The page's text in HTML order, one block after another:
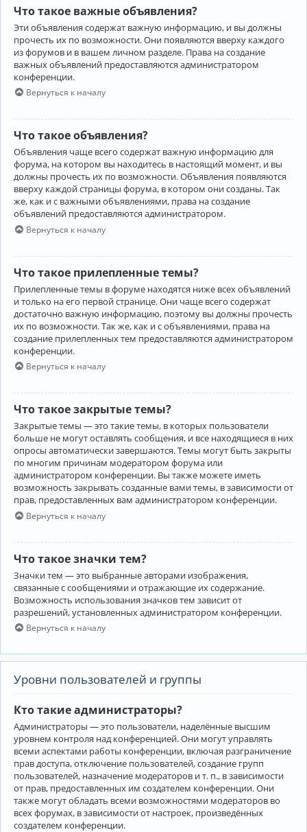
Что такое важные объявления?
Эти объявления содержат важную информацию, и вы должны
прочесть их по возможности. Они появляются вверху каждого
из форумов и в вашем личном разделе. Права на создание
важных объявлений предоставляются администратором
конференции.
Вернуться к началу
Что такое объявления?
Объявления чаще всего содержат важную информацию для
форума, на котором вы находитесь в настоящий момент, и вы
должны прочесть их по возможности. Объявления появляются
вверху каждой страницы форума, в котором они созданы. Так
же, как и с важными объявлениями, права на создание
объявлений предоставляются администратором.
Вернуться к началу
Что такое прилепленные темы?
Прилепленные темы в форуме находятся ниже всех объявлений
и только на его первой странице. Они чаще всего содержат
достаточно важную информацию, поэтому вы должны прочесть
их по возможности. Так же, как и с объявлениями, права на
создание прилепленных тем предоставляются администратором
конференции.
Вернуться к началу
Что такое закрытые темы?
Закрытые темы — это такие темы, в которых пользователи
больше не могут оставлять сообщения, и все находящиеся в них
опросы автоматически завершаются. Темы могут быть закрыты
по многим причинам модератором форума или
администратором конференции. Вы также можете иметь
возможность закрывать созданные вами темы, в зависимости от
прав, предоставленных вам администратором конференции.
Вернуться к началу
Что такое значки тем?
Значки тем — это выбранные авторами изображения,
связанные с сообщениями и отражающие их содержание.
Возможность использования значков тем зависит от
разрешений, установленных администратором конференции.
Вернуться к началу
Уровни пользователей и группы
Кто такие администраторы?
Администраторы — это пользователи, наделённые высшим
уровнем контроля над конференцией. Они могут управлять
всеми аспектами работы конференции, включая разграничение
прав доступа, отключение пользователей, создание групп
пользователей, назначение модераторов и т. п., в зависимости
от прав, предоставленных им создателем конференции. Они
также могут обладать всеми возможностями модераторов во
всех форумах, в зависимости от настроек, произведённых
создателем конференции.